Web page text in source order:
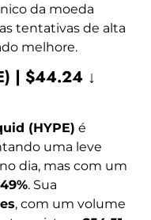
da moeda
tentativas de alta
melhore.
| $44.24 ↓
(HYPE) é
uma leve
no dia, mas com um
. Sua
, com um volume